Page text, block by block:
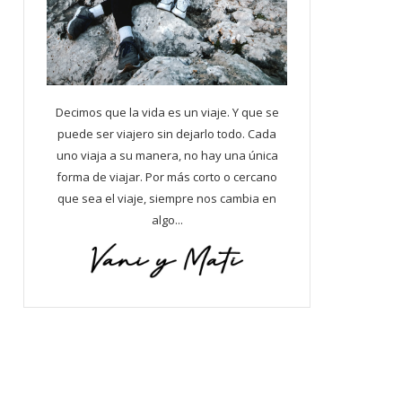
Decimos que la vida es un viaje. Y que se
puede ser viajero sin dejarlo todo. Cada
uno viaja a su manera, no hay una única
forma de viajar. Por más corto o cercano
que sea el viaje, siempre nos cambia en
algo...